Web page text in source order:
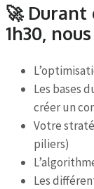
🚀 Durant
1h30,
Les bases
créer un
Votre
piliers)
Les